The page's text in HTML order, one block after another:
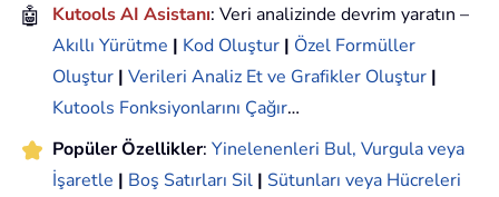
🤖 Kutools AI Asistanı: Veri analizinde devrim yaratın –
Akıllı Yürütme | Kod Oluştur | Özel Formüller
Oluştur | Verileri Analiz Et ve Grafikler Oluştur |
Kutools Fonksiyonlarını Çağır…
Popüler Özellikler: Yinelenenleri Bul, Vurgula veya
İşaretle | Boş Satırları Sil | Sütunları veya Hücreleri